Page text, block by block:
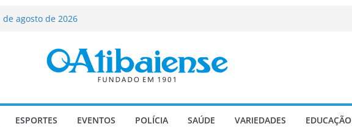
Gomes se apresenta no Cine Itá
de Paulo
– Festa de Bom Jesus dos Perdões
de mosaico do Brasil
ESPORTES EVENTOS POLÍCIA SAÚDE VARIEDADES EDUCAÇÃO